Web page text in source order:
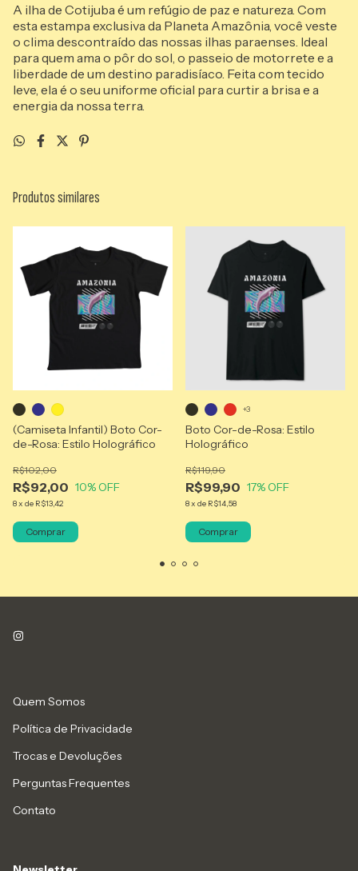
A ilha de Cotijuba é um refúgio de paz e natureza. Com
esta estampa exclusiva da Planeta Amazônia, você veste
o clima descontraído das nossas ilhas paraenses. Ideal
para quem ama o pôr do sol, o passeio de motorrete e a
liberdade de um destino paradisíaco. Feita com tecido
leve, ela é o seu uniforme oficial para curtir a brisa e a
energia da nossa terra.
Produtos similares
(Camiseta Infantil) Boto Cor-
de-Rosa: Estilo Holográfico
R$92,00
R$102,00
10% OFF
8x de R$13,42
Comprar
Boto Cor-de-Rosa: Estilo
Holográfico
R$99,90
R$119,90
17% OFF
8x de R$14,58
+3
Comprar
Quem Somos
Política de Privacidade
Trocas e Devoluções
Perguntas Frequentes
Contato